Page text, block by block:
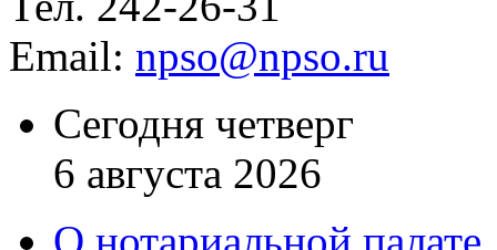
Email: npso@npso.ru
Сегодня четверг
6 августа 2026